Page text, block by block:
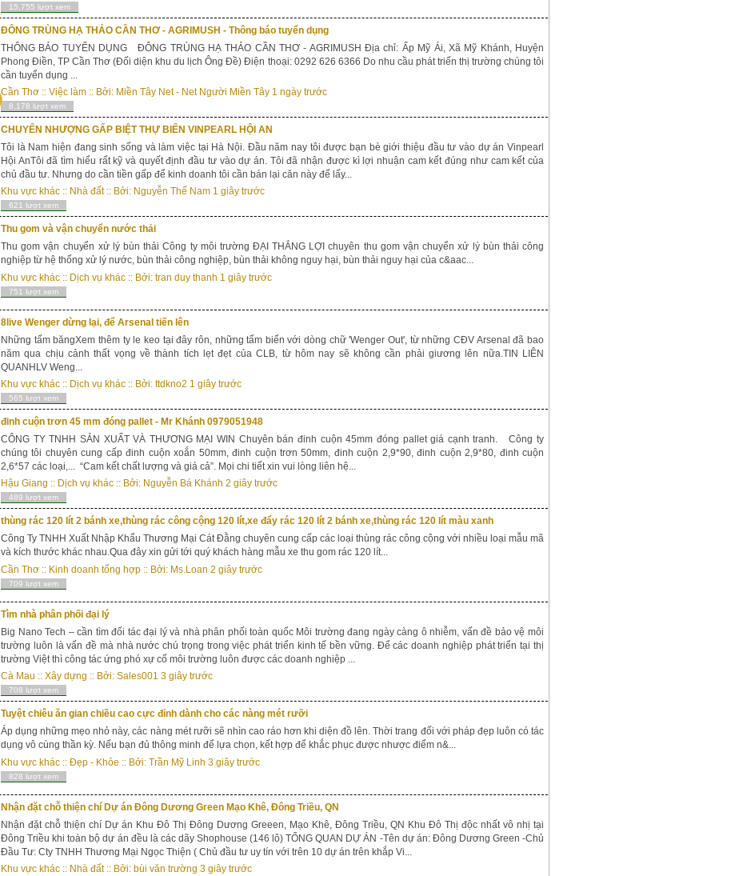
15,755 lượt xem
ĐÔNG TRÙNG HẠ THẢO CẦN THƠ - AGRIMUSH - Thông báo tuyển dụng
THÔNG BÁO TUYỂN DỤNG ĐÔNG TRÙNG HẠ THẢO CẦN THƠ - AGRIMUSH Địa chỉ: Ấp Mỹ Ái, Xã Mỹ Khánh, Huyện
Phong Điền, TP Cần Thơ (Đối diện khu du lịch Ông Đề) Điện thoại: 0292 626 6366 Do nhu cầu phát triển thị trường chúng tôi
cần tuyển dụng ...
Cần Thơ :: Việc làm :: Bởi: Miền Tây Net - Net Người Miền Tây 1 ngày trước
8,178 lượt xem
CHUYỂN NHƯỢNG GẤP BIỆT THỰ BIỂN VINPEARL HỘI AN
Tôi là Nam hiện đang sinh sống và làm việc tại Hà Nội. Đầu năm nay tôi được bạn bè giới thiệu đầu tư vào dự án Vinpearl
Hội AnTôi đã tìm hiểu rất kỹ và quyết định đầu tư vào dự án. Tôi đã nhận được kì lợi nhuận cam kết đúng như cam kết của
chủ đầu tư. Nhưng do cần tiền gấp để kinh doanh tôi cần bán lại căn này để lấy...
Khu vực khác :: Nhà đất:: Bởi: Nguyễn Thế Nam 1 giây trước
621 lượt xem
Thu gom và vận chuyển nước thải
Thu gom vận chuyển xử lý bùn thải Công ty môi trường ĐẠI THẮNG LỢI chuyên thu gom vận chuyển xử lý bùn thải công
nghiệp từ hệ thống xử lý nước, bùn thải công nghiệp, bùn thải không nguy hại, bùn thải nguy hại của c&aac...
Khu vực khác :: Dịch vụ khác :: Bởi: tran duy thanh 1 giây trước
751 lượt xem
8live Wenger dừng lại, để Arsenal tiến lên
Những tấm băngXem thêm ty le keo tại đây rôn, những tẩm biển với dòng chữ 'Wenger Out', từ những CĐV Arsenal đã bao
năm qua chịu cảnh thất vọng về thành tích lẹt đẹt của CLB, từ hôm nay sẽ không cần phải giương lên nữa.TIN LIÊN
QUANHLV Weng...
Khu vực khác :: Dịch vụ khác :: Bởi: ttdkno2 1 giây trước
565 lượt xem
đinh cuộn trơn 45 mm đóng pallet - Mr Khánh 0979051948
CÔNG TY TNHH SẢN XUẤT VÀ THƯƠNG MẠI WIN Chuyên bán đinh cuộn 45mm đóng pallet giá cạnh tranh. Công ty
chúng tôi chuyên cung cấp đinh cuộn xoắn 50mm, đinh cuộn trơn 50mm, đinh cuộn 2,9*90, đinh cuộn 2,9*80, đinh cuộn
2,6*57 các loại,... “Cam kết chất lượng và giá cả”. Mọi chi tiết xin vui lòng liên hệ...
Hậu Giang :: Dịch vụ khác :: Bởi: Nguyễn Bá Khánh 2 giây trước
489 lượt xem
thùng rác 120 lít 2 bánh xe,thùng rác công cộng 120 lít,xe đẩy rác 120 lít 2 bánh xe,thùng rác 120 lít màu xanh
Công Ty TNHH Xuất Nhập Khẩu Thương Mại Cát Đằng chuyên cung cấp các loại thùng rác công cộng với nhiều loại mẫu mã
và kích thước khác nhau.Qua đây xin gửi tới quý khách hàng mẫu xe thu gom rác 120 lít...
Cần Thơ :: Kinh doanh tổng hợp :: Bởi: Ms.Loan 2 giây trước
709 lượt xem
Tìm nhà phân phối đại lý
Big Nano Tech – cần tìm đối tác đại lý và nhà phân phối toàn quốc Môi trường đang ngày càng ô nhiễm, vấn đề bảo vệ môi
trường luôn là vấn đề mà nhà nước chú trọng trong việc phát triển kinh tế bền vững. Để các doanh nghiệp phát triển tại thị
trường Việt thì công tác ứng phó xự cố môi trường luôn được các doanh nghiệp ...
Cà Mau :: Xây dựng :: Bởi: Sales001 3 giây trước
708 lượt xem
Tuyệt chiêu ăn gian chiều cao cực đỉnh dành cho các nàng mét rưỡi
Áp dụng những mẹo nhỏ này, các nàng mét rưỡi sẽ nhìn cao ráo hơn khi diện đồ lên. Thời trang đối với pháp đẹp luôn có tác
dụng vô cùng thần kỳ. Nếu bạn đủ thông minh để lựa chọn, kết hợp để khắc phục được nhược điểm n&...
Khu vực khác :: Đẹp - Khỏe :: Bởi: Trần Mỹ Linh 3 giây trước
828 lượt xem
Nhận đặt chỗ thiện chí Dự án Đông Dương Green Mạo Khê, Đông Triều, QN
Nhận đặt chỗ thiện chí Dự án Khu Đô Thị Đông Dương Greeen, Mạo Khê, Đông Triều, QN Khu Đô Thị độc nhất vô nhị tại
Đông Triều khi toàn bộ dự án đều là các dãy Shophouse (146 lô) TỔNG QUAN DỰ ÁN -Tên dự án: Đông Dương Green -Chủ
Đầu Tư: Cty TNHH Thương Mại Ngọc Thiện ( Chủ đầu tư uy tín với trên 10 dự án trên khắp Vi...
Khu vực khác :: Nhà đất:: Bởi: bùi văn trường 3 giây trước